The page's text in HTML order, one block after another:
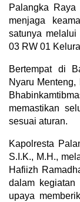
Palangka
menjaga
satunya
03 RW 01
Bertempat di
Nyaru
memastikan
sesuai aturan.
Kapolresta
S.I.K., M.H.,
Hafiizh
dalam kegiatan
upaya